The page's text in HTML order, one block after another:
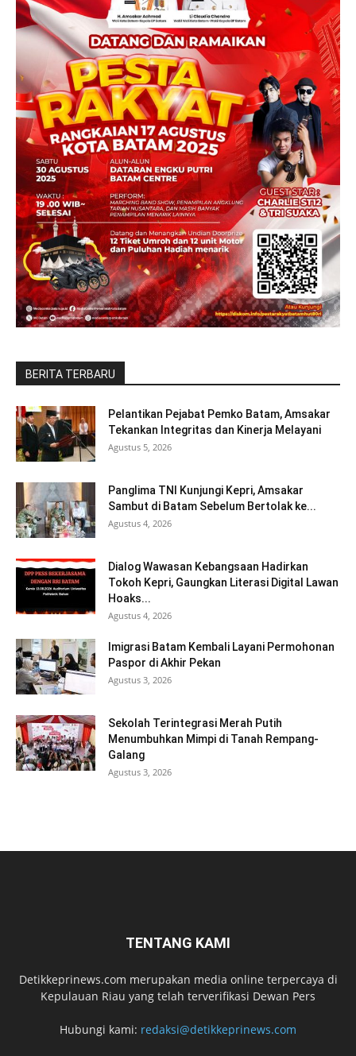
BERITA TERBARU
Pelantikan Pejabat Pemko Batam, Amsakar
Tekankan Integritas dan Kinerja Melayani
Agustus 5, 2026
Panglima TNI Kunjungi Kepri, Amsakar
Sambut di Batam Sebelum Bertolak ke...
Agustus 4, 2026
Dialog Wawasan Kebangsaan Hadirkan
Tokoh Kepri, Gaungkan Literasi Digital Lawan
Hoaks...
Agustus 4, 2026
Imigrasi Batam Kembali Layani Permohonan
Paspor di Akhir Pekan
Agustus 3, 2026
Sekolah Terintegrasi Merah Putih
Menumbuhkan Mimpi di Tanah Rempang-
Galang
Agustus 3, 2026
TENTANG KAMI
Detikkeprinews.com merupakan media online terpercaya di
Kepulauan Riau yang telah terverifikasi Dewan Pers
Hubungi kami: redaksi@detikkeprinews.com